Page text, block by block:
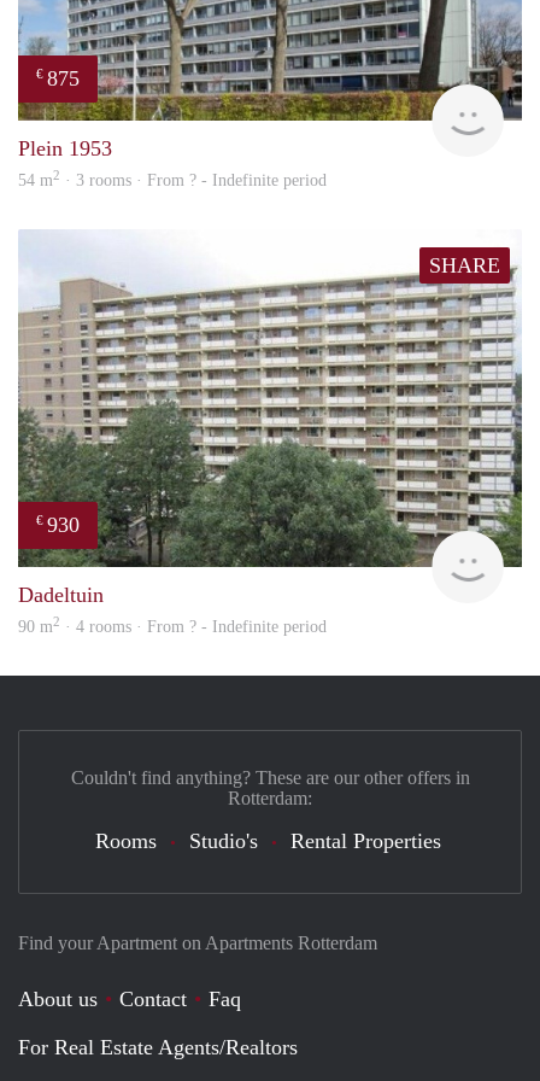
€ 875
rent
Plein 1953
54 m2 · 3 rooms · From ? - Indefinite period
SHARE
€ 930
rent
Dadeltuin
90 m2 · 4 rooms · From ? - Indefinite period
Find your Apartment on Apartments Rotterdam
About us Contact
Faq
For Real Estate Agents/Realtors
Couldn't find anything? These are our other offers in
Rotterdam:
Rooms Studio's Rental Properties